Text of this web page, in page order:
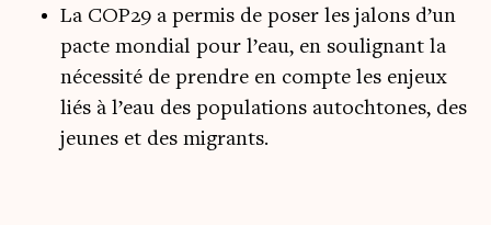
La COP29 a permis de poser les jalons d’un
pacte mondial pour l’eau, en soulignant la
nécessité de prendre en compte les enjeux
liés à l’eau des populations autochtones, des
jeunes et des migrants.